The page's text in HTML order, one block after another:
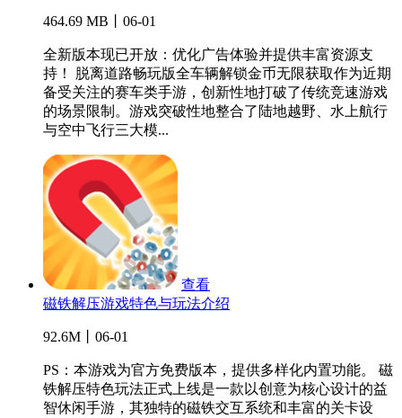
464.69 MB丨06-01
全新版本现已开放：优化广告体验并提供丰富资源支
持！ 脱离道路畅玩版全车辆解锁金币无限获取作为近期
备受关注的赛车类手游，创新性地打破了传统竞速游戏
的场景限制。游戏突破性地整合了陆地越野、水上航行
与空中飞行三大模...
查看
磁铁解压游戏特色与玩法介绍
92.6M丨06-01
PS：本游戏为官方免费版本，提供多样化内置功能。 磁
铁解压特色玩法正式上线是一款以创意为核心设计的益
智休闲手游，其独特的磁铁交互系统和丰富的关卡设